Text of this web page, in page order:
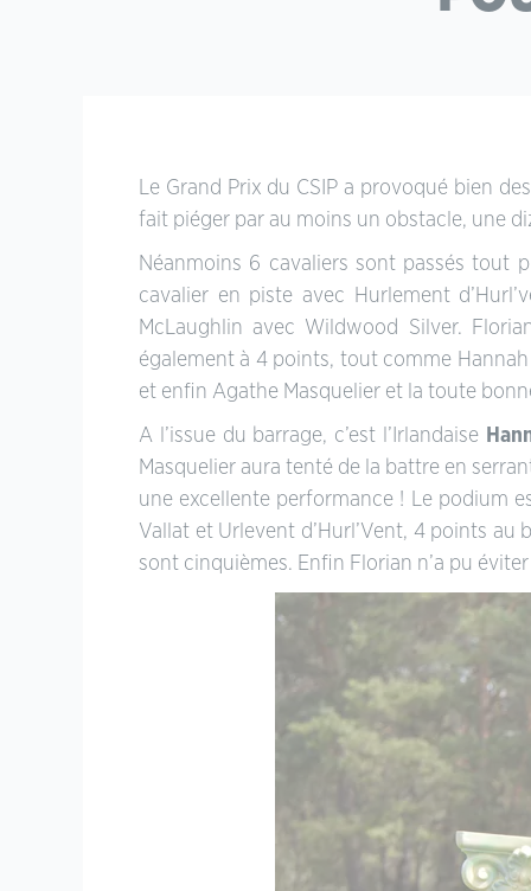
Le Grand Prix du CSIP a provoqué bien
fait piéger par au moins un obstacle, une
Néanmoins 6 cavaliers sont passés tout
cavalier en piste avec Hurlement
McLaughlin avec Wildwood Silver.
également à 4 points, tout comme
et enfin Agathe Masquelier et la toute
A l’issue du barrage, c’est l’Irlandaise
Masquelier aura tenté de la battre en
une excellente performance ! Le podium
Vallat et Urlevent d’Hurl’Vent, 4 points
sont cinquièmes. Enfin Florian n’a pu